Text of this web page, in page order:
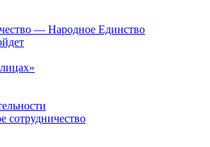
— Народное Единство
сотрудничество